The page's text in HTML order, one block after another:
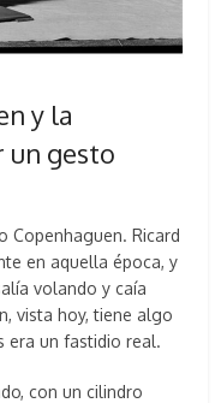
y la
un gesto
Copenhaguen. Ricard
en aquella época, y
volando y caía
vista hoy, tiene algo
era un fastidio real.
con un cilindro